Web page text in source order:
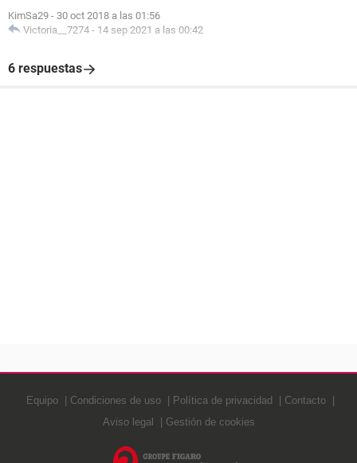
KimSa29 - 30 oct 2018 a las 01:56
Victoria__7274 - 14 sep 2021 a las 00:42
6 respuestas
Equipo Condiciones de uso Política de privacidad
Contacto
Aviso legal
Gestión de cookies